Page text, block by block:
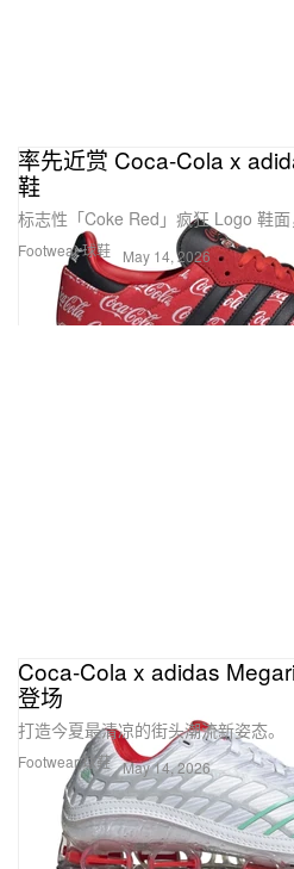
Footwear 球鞋
率先近赏 Coca-Cola x
鞋
标志性「Coke Red」疯狂 Logo 鞋面
May 14, 2026
Footwear 球鞋
Coca‑Cola x adidas
登场
打造今夏最清凉的街头潮流新姿态。
May 14, 2026